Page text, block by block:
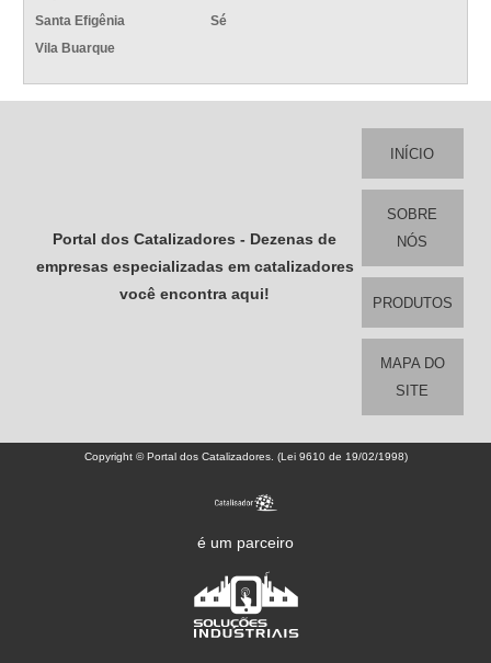
Santa Efigênia
Sé
Vila Buarque
Portal dos Catalizadores - Dezenas de
empresas especializadas em catalizadores
você encontra aqui!
INÍCIO
SOBRE
NÓS
PRODUTOS
MAPA DO
SITE
Copyright © Portal dos Catalizadores. (Lei 9610 de 19/02/1998)
é um parceiro